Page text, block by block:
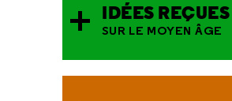
IDÉES REÇUES
SUR LE MOYEN ÂGE